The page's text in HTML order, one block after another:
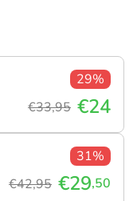
29%
€33,95 €24
31%
€42,95 €29,50